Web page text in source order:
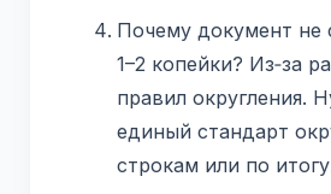
Почему документ не
1–2 копейки? Из‑за
правил округления.
единый стандарт
строкам или по